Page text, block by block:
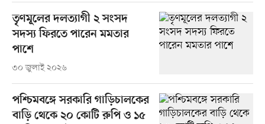
তৃণমূলের দলত্যাগী ২ সংসদ
সদস্য ফিরতে পারেন মমতার
পাশে
৩০ জুলাই ২০২৬
পশ্চিমবঙ্গে সরকারি গাড়িচালকের
বাড়ি থেকে ২০ কোটি রুপি ও ১৫